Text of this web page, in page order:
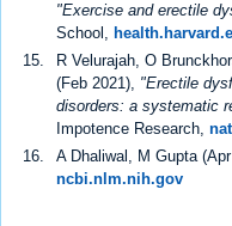
"Exercise and erectile
School,
R Velurajah, O
(Feb 2021), "Erectile
disorders: a systematic
Impotence Research,
A Dhaliwal, M Gupta
ncbi.nlm.nih.gov